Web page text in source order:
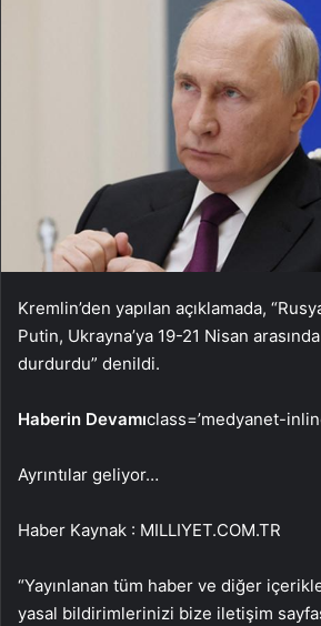
Kremlin’den yapılan açıklamada,
Putin, Ukrayna’ya 19-21 Nisan arasında
durdurdu” denildi.
Haberin Devamıclass=’medyanet-
Ayrıntılar geliyor…
Haber Kaynak : MILLIYET.COM.TR
“Yayınlanan tüm haber ve diğer
yasal bildirimlerinizi bize iletişim